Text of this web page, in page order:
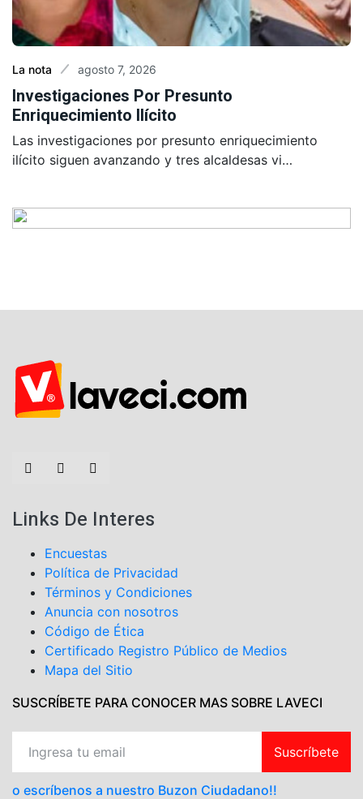
La nota agosto 7, 2026
Investigaciones Por Presunto
Enriquecimiento Ilícito
Las investigaciones por presunto enriquecimiento
ilícito siguen avanzando y tres alcaldesas vi…
Links De Interes
Encuestas
Política de Privacidad
Términos y Condiciones
Anuncia con nosotros
Código de Ética
Certificado Registro Público de Medios
Mapa del Sitio
SUSCRÍBETE PARA CONOCER MAS SOBRE LAVECI
Suscríbete
o escríbenos a nuestro Buzon Ciudadano!!